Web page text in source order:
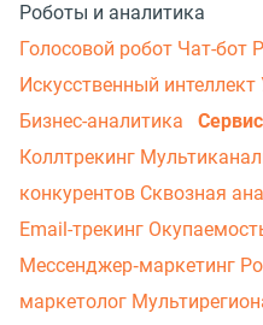
Роботы и аналитика
Голосовой робот Чат-бот
Искусственный интеллект
Бизнес-аналитика
Коллтрекинг
конкурентов Сквозная
Email-трекинг
Мессенджер‑маркетинг
маркетолог